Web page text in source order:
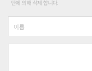
단에 의해 삭제 합니다.